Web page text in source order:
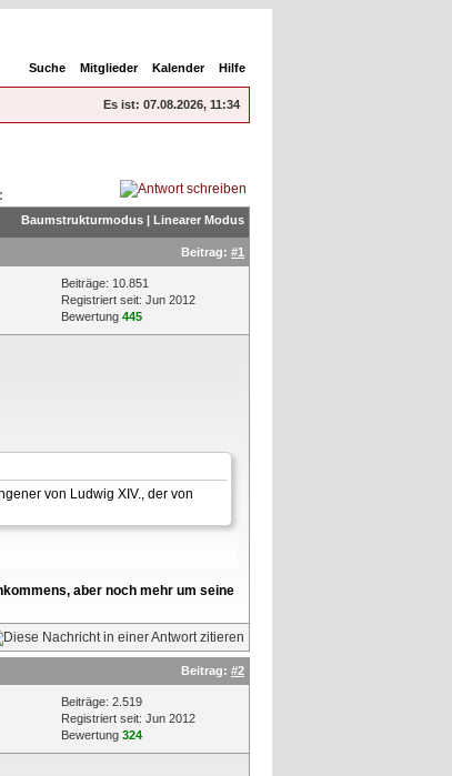
Suche Mitglieder Kalender Hilfe
Es ist: 07.08.2026, 11:34
Baumstrukturmodus | Linearer Modus
Beitrag: #1
Beiträge: 10.851
Registriert seit: Jun 2012
Bewertung 445
von Ludwig XIV., der von
aber noch mehr um seine
Beitrag: #2
Beiträge: 2.519
Registriert seit: Jun 2012
Bewertung 324